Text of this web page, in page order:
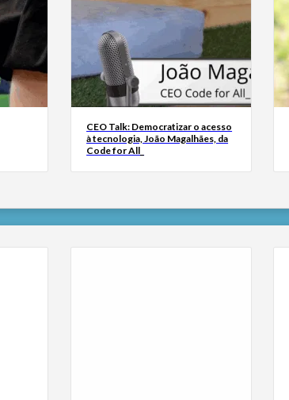
CEO Talk: Democratizar o acesso
à tecnologia, João Magalhães, da
Code for All_